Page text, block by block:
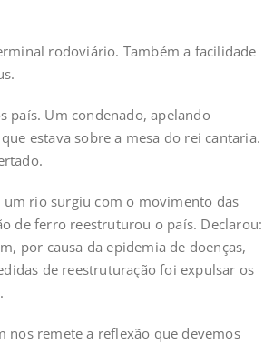
rodoviário. Também a facilidade
país. Um condenado, apelando
estava sobre a mesa do rei cantaria.
um rio surgiu com o movimento das
de ferro reestruturou o país. Declarou:
por causa da epidemia de doenças,
de reestruturação foi expulsar os
nos remete a reflexão que devemos